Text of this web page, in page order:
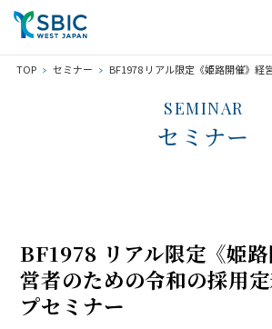
TOP セミナー BF1978 リアル限定《姫路開催》経
SEMINAR
セミナー
BF1978 リアル限定《姫
営者のための令和の採用定
プセミナー